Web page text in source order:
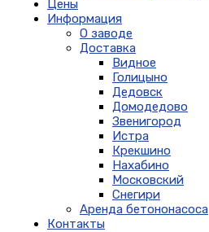
Цены
Информация
О заводе
Доставка
Видное
Голицыно
Дедовск
Домодедово
Звенигород
Истра
Крекшино
Нахабино
Московский
Снегири
Аренда бетононасоса
Контакты